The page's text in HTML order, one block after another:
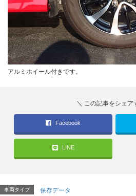
アルミホイール付きです。
Facebook
LINE
車両タイプ 保存データ